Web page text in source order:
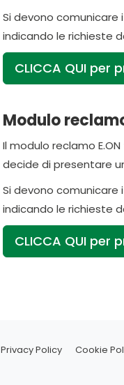
Si devono
indicando le richieste
CLICCA QUI per
Modulo
Il modulo reclamo
decide di presentare
Si devono
indicando le richieste
CLICCA QUI per
Privacy Policy Cookie